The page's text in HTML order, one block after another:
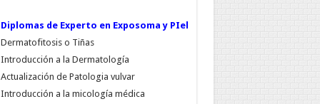
Diplomas de Experto en Exposoma y PIel
Dermatofitosis o Tiñas
Introducción a la Dermatología
Actualización de Patologia vulvar
Introducción a la micología médica